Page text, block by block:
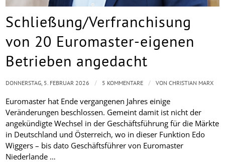
Schließung/Verfranchisung
von 20 Euromaster-eigenen
Betrieben angedacht
Euromaster hat Ende vergangenen Jahres einige
Veränderungen beschlossen. Gemeint damit ist nicht der
angekündigte Wechsel in der Geschäftsführung für die Märkte
in Deutschland und Österreich, wo in dieser Funktion Edo
Wiggers – bis dato Geschäftsführer von Euromaster
Niederlande …
DONNERSTAG, 5. FEBRUAR 2026 / 5 KOMMENTARE / VONCHRISTIAN MARX